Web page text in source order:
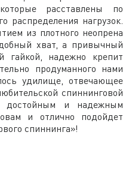
расставлены по
распределения нагрузок.
из плотного неопрена
хват, а привычный
гайкой, надежно крепит
продуманного нами
удилище, отвечающее
спиннинговой
достойным и надежным
и отлично подойдет
спиннинга»!